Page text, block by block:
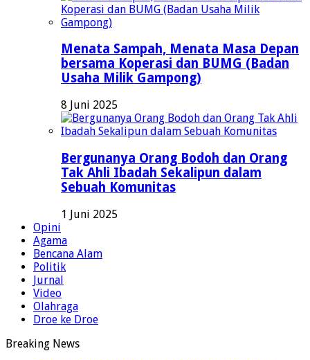
Menata Sampah, Menata Masa Depan
bersama Koperasi dan BUMG (Badan
Usaha Milik Gampong)
8 Juni 2025
Bergunanya Orang Bodoh dan Orang
Tak Ahli Ibadah Sekalipun dalam
Sebuah Komunitas
1 Juni 2025
Opini
Agama
Bencana Alam
Politik
Jurnal
Video
Olahraga
Droe ke Droe
Breaking News